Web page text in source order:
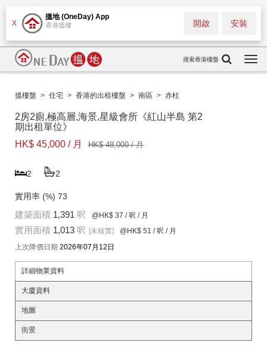
X
搵地 (OneDay) App
香港搵樓 安裝
開啟
搜索香港樓盤
搵樓盤 > 住宅 > 香港的出租樓盤 > 南區 > 赤柱
2房2廁,極高層,海景,星級會所《紅山半島 第2
期出租單位》
HK$ 45,000 / 月
HK$ 48,000 / 月
2 2
實用率 (%) 73
建築面積 1,391 呎 @HK$ 37 / 呎 / 月
實用面積 1,013 呎 [未核實] @HK$ 51 / 呎 / 月
上次降價日期 2026年07月12日
詳細物業資料
大廈資料
地圖
街景